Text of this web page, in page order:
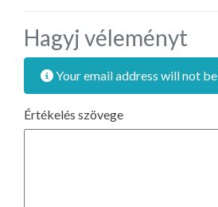
Hagyj véleményt
Your email address will not
Értékelés szövege